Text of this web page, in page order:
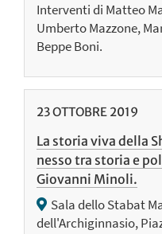
Interventi di Matteo
Umberto Mazzone,
Beppe Boni.
23OTTOBRE 2019
La storia viva della
nesso tra storia e
Giovanni Minoli.
Sala dello Stabat
dell'Archiginnasio,